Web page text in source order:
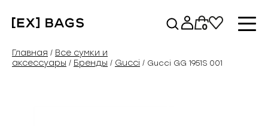
содержимому
0
Главная / Все сумки и
аксессуары / Бренды / Gucci / Gucci GG 1951S 001